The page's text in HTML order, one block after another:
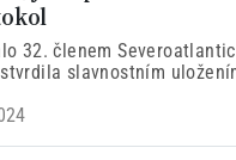
32. členem
slavnostním